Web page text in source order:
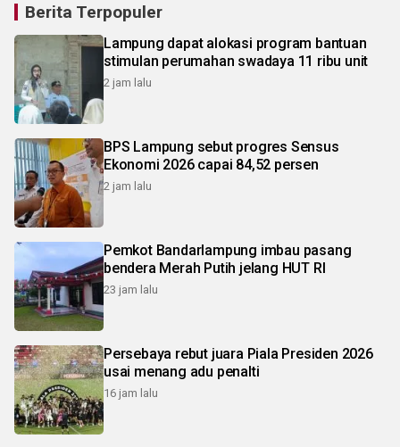
Berita Terpopuler
Lampung dapat alokasi program bantuan
stimulan perumahan swadaya 11 ribu unit
2 jam lalu
BPS Lampung sebut progres Sensus
Ekonomi 2026 capai 84,52 persen
2 jam lalu
Pemkot Bandarlampung imbau pasang
bendera Merah Putih jelang HUT RI
23 jam lalu
Persebaya rebut juara Piala Presiden 2026
usai menang adu penalti
16 jam lalu